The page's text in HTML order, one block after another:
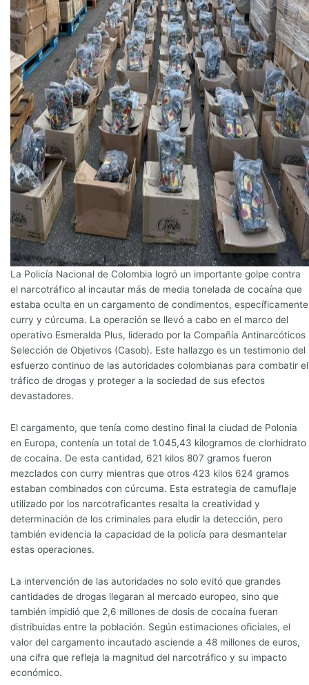
La Policía Nacional de Colombia logró un importante golpe contra
el narcotráfico al incautar más de media tonelada de cocaína que
estaba oculta en un cargamento de condimentos, específicamente
curry y cúrcuma. La operación se llevó a cabo en el marco del
operativo Esmeralda Plus, liderado por la Compañía Antinarcóticos
Selección de Objetivos (Casob). Este hallazgo es un testimonio del
esfuerzo continuo de las autoridades colombianas para combatir el
tráfico de drogas y proteger a la sociedad de sus efectos
devastadores.
El cargamento, que tenía como destino final la ciudad de Polonia
en Europa, contenía un total de 1.045,43 kilogramos de clorhidrato
de cocaína. De esta cantidad, 621 kilos 807 gramos fueron
mezclados con curry mientras que otros 423 kilos 624 gramos
estaban combinados con cúrcuma. Esta estrategia de camuflaje
utilizado por los narcotraficantes resalta la creatividad y
determinación de los criminales para eludir la detección, pero
también evidencia la capacidad de la policía para desmantelar
estas operaciones.
La intervención de las autoridades no solo evitó que grandes
cantidades de drogas llegaran al mercado europeo, sino que
también impidió que 2,6 millones de dosis de cocaína fueran
distribuidas entre la población. Según estimaciones oficiales, el
valor del cargamento incautado asciende a 48 millones de euros,
una cifra que refleja la magnitud del narcotráfico y su impacto
económico.